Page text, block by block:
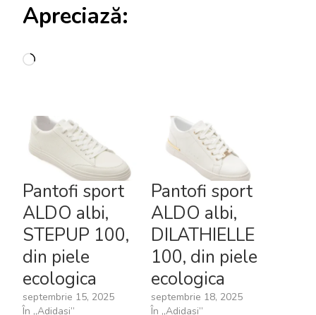
Apreciază:
Încarc...
Pantofi sport
ALDO albi,
STEPUP 100,
din piele
ecologica
septembrie 15, 2025
În „Adidasi”
Pantofi sport
ALDO albi,
DILATHIELLE
100, din piele
ecologica
septembrie 18, 2025
În „Adidasi”